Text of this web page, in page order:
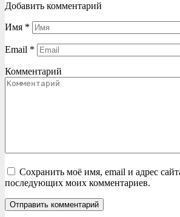
Добавить комментарий
Имя *
Email *
Комментарий
Сохранить моё имя, email и адрес
последующих моих комментариев.